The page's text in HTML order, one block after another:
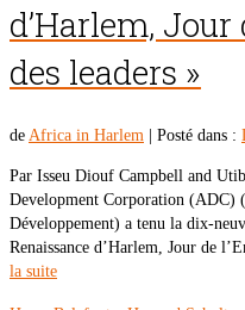
d’Harlem,
des leaders »
de Africa in Harlem Posté dans :
Par Isseu Diouf Campbell and
Development Corporation (ADC)
Développement) a tenu la dix-
Renaissance d’Harlem, Jour de
la suite